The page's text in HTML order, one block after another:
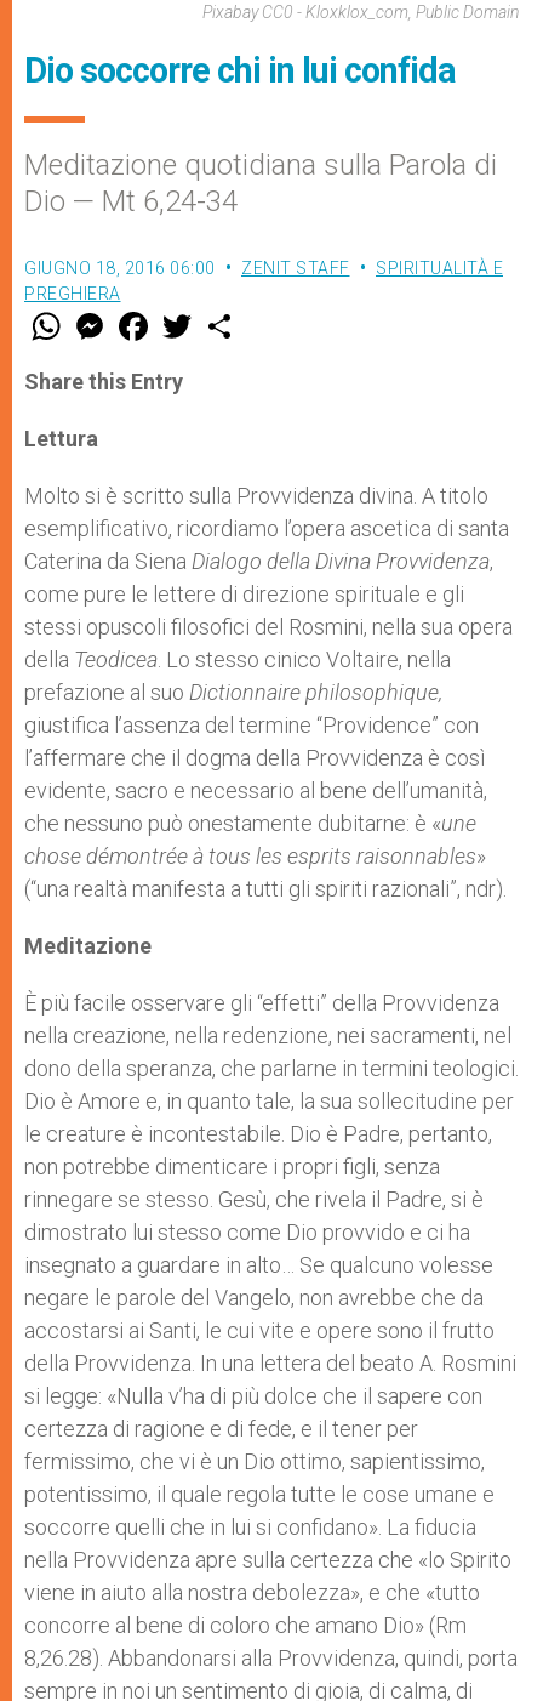
Pixabay CC0 - Kloxklox_com, Public Domain
Dio soccorre chi in lui confida
Meditazione quotidiana sulla Parola di
Dio — Mt 6,24-34
GIUGNO 18, 2016 06:00 ZENIT STAFF
SPIRITUALITÀ E
PREGHIERA
W
t
s
p
p
M
e
s
e
F
a
e
b
w
Share this Entry
Lettura
Molto si è scritto sulla Provvidenza divina. A titolo
esemplificativo, ricordiamo l’opera ascetica di santa
Caterina da Siena Dialogo della Divina Provvidenza,
come pure le lettere di direzione spirituale e gli
stessi opuscoli filosofici del Rosmini, nella sua opera
della Teodicea . Lo stesso cinico Voltaire, nella
prefazione al suo Dictionnaire philosophique,
giustifica l’assenza del termine “Providence” con
l’affermare che il dogma della Provvidenza è così
evidente, sacro e necessario al bene dell’umanità,
che nessuno può onestamente dubitarne: è «une
chose démontrée à tous les esprits raisonnables»
(“una realtà manifesta a tutti gli spiriti razionali”, ndr).
Meditazione
È più facile osservare gli “effetti” della Provvidenza
nella creazione, nella redenzione, nei sacramenti, nel
dono della speranza, che parlarne in termini teologici.
Dio è Amore e, in quanto tale, la sua sollecitudine per
le creature è incontestabile. Dio è Padre, pertanto,
non potrebbe dimenticare i propri figli, senza
rinnegare se stesso. Gesù, che rivela il Padre, si è
dimostrato lui stesso come Dio provvido e ci ha
insegnato a guardare in alto… Se qualcuno volesse
negare le parole del Vangelo, non avrebbe che da
accostarsi ai Santi, le cui vite e opere sono il frutto
della Provvidenza. In una lettera del beato A. Rosmini
si legge: «Nulla v’ha di più dolce che il sapere con
certezza di ragione e di fede, e il tener per
fermissimo, che vi è un Dio ottimo, sapientissimo,
potentissimo, il quale regola tutte le cose umane e
soccorre quelli che in lui si confidano». La fiducia
nella Provvidenza apre sulla certezza che «lo Spirito
viene in aiuto alla nostra debolezza», e che «tutto
concorre al bene di coloro che amano Dio» (Rm
8,26.28). Abbandonarsi alla Provvidenza, quindi, porta
sempre in noi un sentimento di gioia, di calma, di